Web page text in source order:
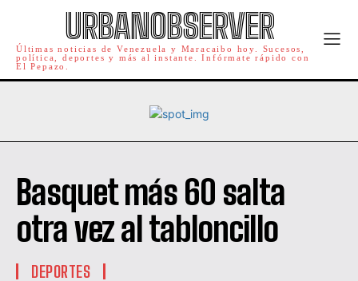
URBANOBSERVER
Últimas noticias de Venezuela y Maracaibo hoy. Sucesos,
política, deportes y más al instante. Infórmate rápido con
El Pepazo.
Basquet más 60 salta
otra vez al tabloncillo
DEPORTES